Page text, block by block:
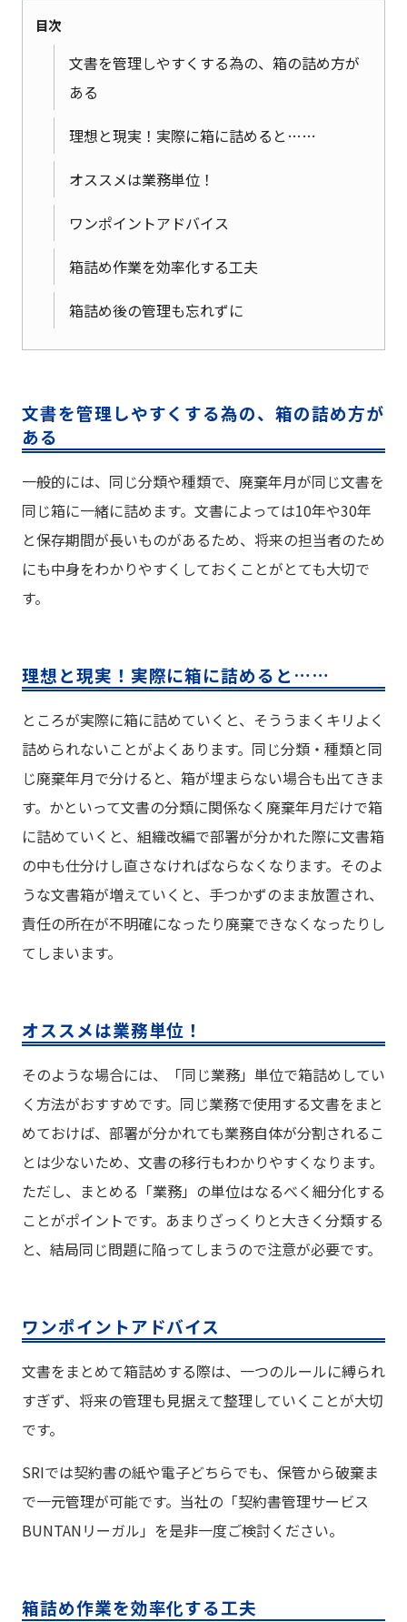
目次
文書を管理しやすくする為の、箱の詰め方が
ある
理想と現実！実際に箱に詰めると……
オススメは業務単位！
ワンポイントアドバイス
箱詰め作業を効率化する工夫
箱詰め後の管理も忘れずに
文書を管理しやすくする為の、箱の詰め方が
ある
一般的には、同じ分類や種類で、廃棄年月が同じ文書を
同じ箱に一緒に詰めます。文書によっては10年や30年
と保存期間が長いものがあるため、将来の担当者のため
にも中身をわかりやすくしておくことがとても大切で
す。
理想と現実！実際に箱に詰めると……
ところが実際に箱に詰めていくと、そううまくキリよく
詰められないことがよくあります。同じ分類・種類と同
じ廃棄年月で分けると、箱が埋まらない場合も出てきま
す。かといって文書の分類に関係なく廃棄年月だけで箱
に詰めていくと、組織改編で部署が分かれた際に文書箱
の中も仕分けし直さなければならなくなります。そのよ
うな文書箱が増えていくと、手つかずのまま放置され、
責任の所在が不明確になったり廃棄できなくなったりし
てしまいます。
オススメは業務単位！
そのような場合には、「同じ業務」単位で箱詰めしてい
く方法がおすすめです。同じ業務で使用する文書をまと
めておけば、部署が分かれても業務自体が分割されるこ
とは少ないため、文書の移行もわかりやすくなります。
ただし、まとめる「業務」の単位はなるべく細分化する
ことがポイントです。あまりざっくりと大きく分類する
と、結局同じ問題に陥ってしまうので注意が必要です。
ワンポイントアドバイス
文書をまとめて箱詰めする際は、一つのルールに縛られ
すぎず、将来の管理も見据えて整理していくことが大切
です。
SRIでは契約書の紙や電子どちらでも、保管から破棄ま
で一元管理が可能です。当社の「契約書管理サービス
BUNTANリーガル」を是非一度ご検討ください。
箱詰め作業を効率化する工夫